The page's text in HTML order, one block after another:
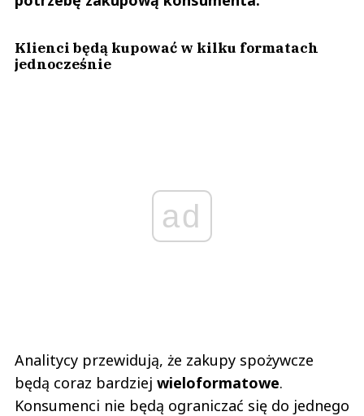
Klienci będą kupować w kilku formatach
jednocześnie
ad
Analitycy przewidują, że zakupy spożywcze
będą coraz bardziej wieloformatowe.
Konsumenci nie będą ograniczać się do jednego